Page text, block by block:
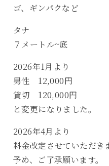
ゴ、ギンパクなど
タナ
７メートル~底
2026年1月より
男性 12,000円
貸切 120,000円
と変更になりました。
2026年4月より
料金改定させていただき
予め、ご了承願います。